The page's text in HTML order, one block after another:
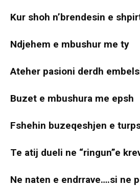
Kur shoh n’brendesin e
Ndjehem e mbushur me ty
Ateher pasioni derdh
Buzet e mbushura me epsh
Fshehin buzeqeshjen e
Te atij dueli ne “ringun”e
Ne naten e endrrave….si ne